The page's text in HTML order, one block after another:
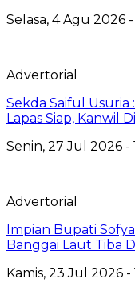
Selasa, 4 Agu 2026 -
Advertorial
Sekda Saiful
Lapas Siap, Kanwil
Senin, 27 Jul 2026 -
Advertorial
Impian Bupati
Banggai Laut Tiba
Kamis, 23 Jul 2026 -